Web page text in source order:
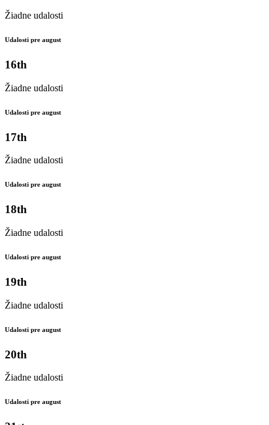
Žiadne udalosti
Udalosti pre august
16th
Žiadne udalosti
Udalosti pre august
17th
Žiadne udalosti
Udalosti pre august
18th
Žiadne udalosti
Udalosti pre august
19th
Žiadne udalosti
Udalosti pre august
20th
Žiadne udalosti
Udalosti pre august